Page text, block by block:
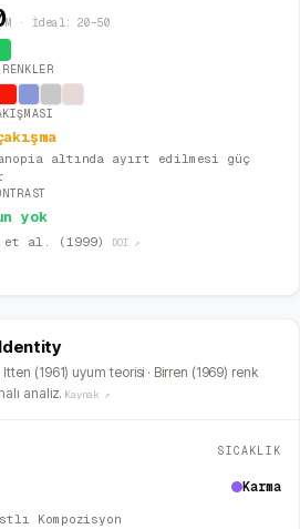
M · İdeal: 20–50
altında ayırt edilmesi güç
yok
et al. (1999) DOI ↗
(1961) uyum teorisi · Birren (1969) renk
analiz. Kaynak ↗
Kompozisyon
SICAKLIK
Karma